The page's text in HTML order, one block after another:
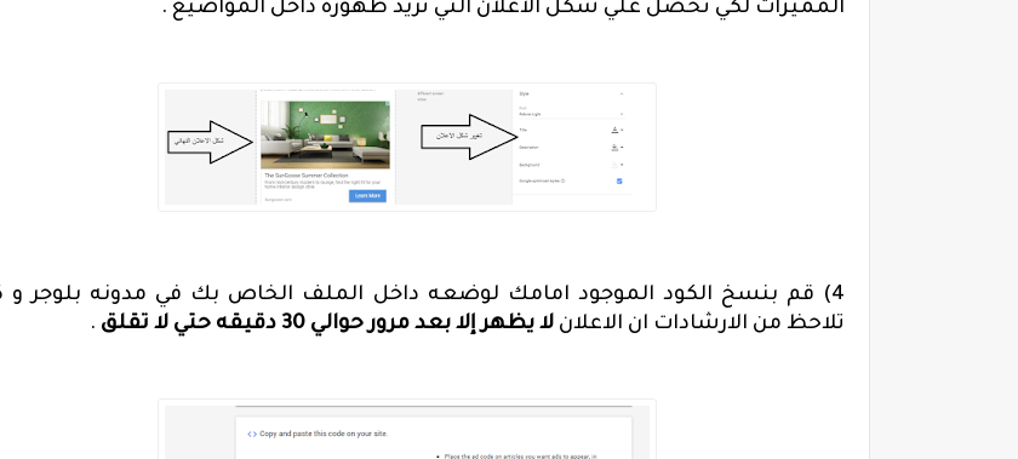
المميزات لكي تحصل علي شكل الاعلان التي تريد ظهوره داخل المواضيع .
4) قم بنسخ الكود الموجود امامك لوضعه داخل الملف الخاص بك في مدونه بلوجر و
تلاحظ من الارشادات ان الاعلان لا يظهر إلا بعد مرور حوالي 30 دقيقه حتي لا تقلق .